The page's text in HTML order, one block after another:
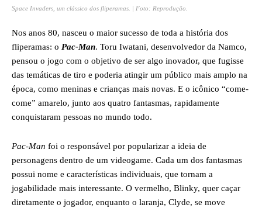
Space Invaders, um clássico dos fliperamas. | Foto: Reprodução.
Nos anos 80, nasceu o maior sucesso de toda a história dos
fliperamas: o Pac-Man. Toru Iwatani, desenvolvedor da Namco,
pensou o jogo com o objetivo de ser algo inovador, que fugisse
das temáticas de tiro e poderia atingir um público mais amplo na
época, como meninas e crianças mais novas. E o icônico “come-
come” amarelo, junto aos quatro fantasmas, rapidamente
conquistaram pessoas no mundo todo.
Pac-Man foi o responsável por popularizar a ideia de
personagens dentro de um videogame. Cada um dos fantasmas
possui nome e características individuais, que tornam a
jogabilidade mais interessante. O vermelho, Blinky, quer caçar
diretamente o jogador, enquanto o laranja, Clyde, se move